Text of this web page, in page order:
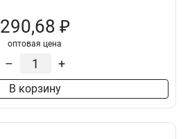
290,68 ₽
оптовая цена
– +
В корзину